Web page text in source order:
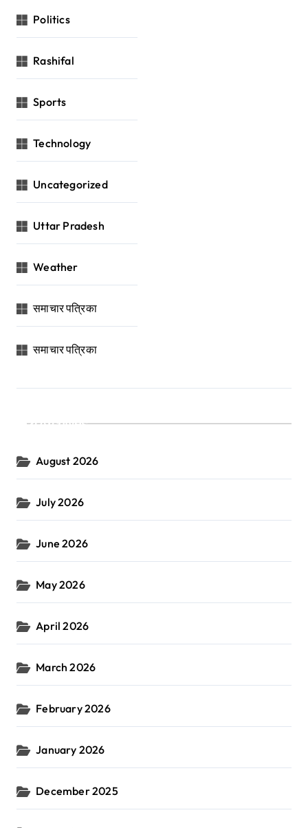
Politics
Rashifal
Sports
Technology
Uncategorized
Uttar Pradesh
Weather
समाचार पत्रिका
समाचार पत्रिका
Archives
August 2026
July 2026
June 2026
May 2026
April 2026
March 2026
February 2026
January 2026
December 2025